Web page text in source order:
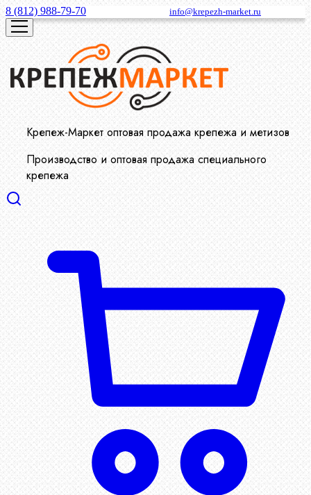
8 (812) 988-79-70 info@krepezh-market.ru
Крепеж-Маркет оптовая продажа крепежа и метизов
Производство и оптовая продажа специального
крепежа